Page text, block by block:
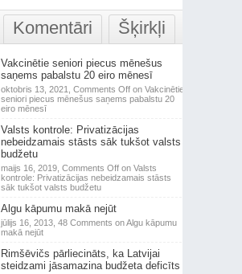
Komentāri Šķirkļi
Vakcinētie seniori piecus mēnešus
saņems pabalstu 20 eiro mēnesī
oktobris 13, 2021, Comments Offon Vakcinētie
seniori piecus mēnešus saņems pabalstu 20
eiro mēnesī
Valsts kontrole: Privatizācijas
nebeidzamais stāsts sāk tukšot valsts
budžetu
maijs 16, 2019, Comments Offon Valsts
kontrole: Privatizācijas nebeidzamais stāsts
sāk tukšot valsts budžetu
Algu kāpumu makā nejūt
jūlijs 16, 2013, 48 Comments on Algu kāpumu
makā nejūt
Rimšēvičs pārliecināts, ka Latvijai
steidzami jāsamazina budžeta deficīts